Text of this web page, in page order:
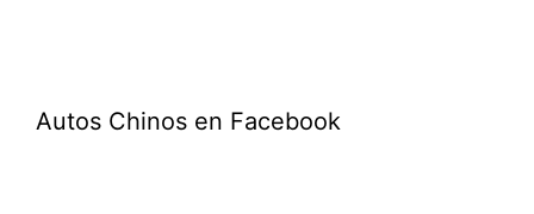
Autos Chinos en Facebook